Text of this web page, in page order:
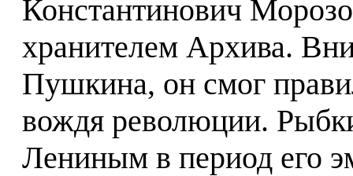
Константинович
хранителем Архива.
Пушкина, он смог
вождя революции.
Лениным в период его